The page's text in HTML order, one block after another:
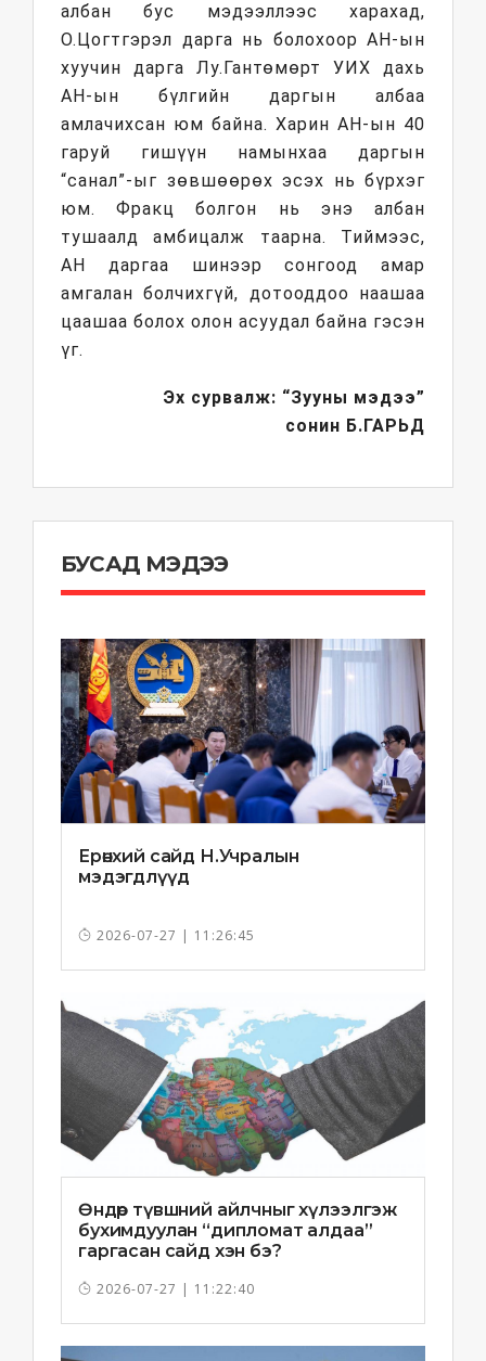
албан бус мэдээллээс харахад,
О.Цогтгэрэл дарга нь болохоор АН-ын
хуучин дарга Лу.Гантөмөрт УИХ дахь
АН-ын бүлгийн даргын албаа
амлачихсан юм байна. Харин АН-ын 40
гаруй гишүүн намынхаа даргын
“санал”-ыг зөвшөөрөх эсэх нь бүрхэг
юм. Фракц болгон нь энэ албан
тушаалд амбицалж таарна. Тиймээс,
АН даргаа шинээр сонгоод амар
амгалан болчихгүй, дотооддоо наашаа
цаашаа болох олон асуудал байна гэсэн
үг.
Эх сурвалж: “Зууны мэдээ”
сонин Б.ГАРЬД
БУСАД МЭДЭЭ
Ерөнхий сайд Н.Учралын
мэдэгдлүүд
2026-07-27 | 11:26:45
Өндөр түвшний айлчныг хүлээлгэж
бухимдуулан “дипломат алдаа”
гаргасан сайд хэн бэ?
2026-07-27 | 11:22:40